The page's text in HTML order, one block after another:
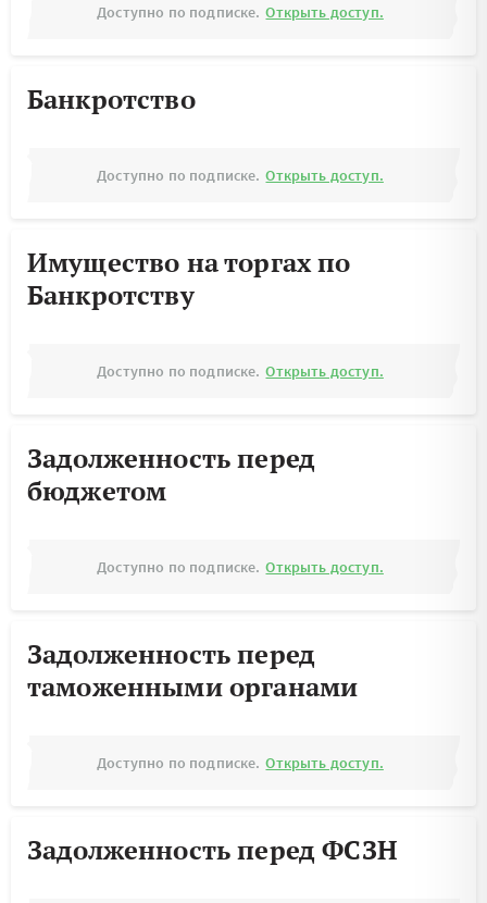
Доступно по подписке. Открыть доступ.
Банкротство
Доступно по подписке. Открыть доступ.
Имущество на торгах по
Банкротству
Доступно по подписке. Открыть доступ.
Задолженность перед
бюджетом
Доступно по подписке. Открыть доступ.
Задолженность перед
таможенными органами
Доступно по подписке. Открыть доступ.
Задолженность перед ФСЗН